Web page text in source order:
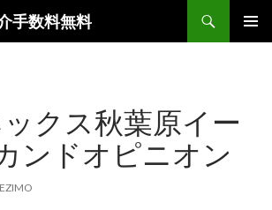
手数料無料
クス秋葉原イー
ンドオピニオン